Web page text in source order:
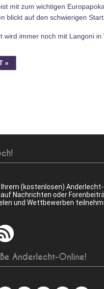
mit zum wichtigen
blickt auf den schwierigen
wird immer noch mit Langoni in
»
Ihrem (kostenlosen)
auf Nachrichten oder
und Wettbewerben
Anderlecht-Online!